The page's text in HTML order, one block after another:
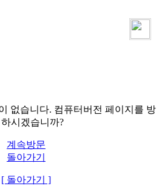
없습니다. 컴퓨터버전 페이지를 방
시겠습니까?
계속방문
돌아가기
[ 돌아가기 ]